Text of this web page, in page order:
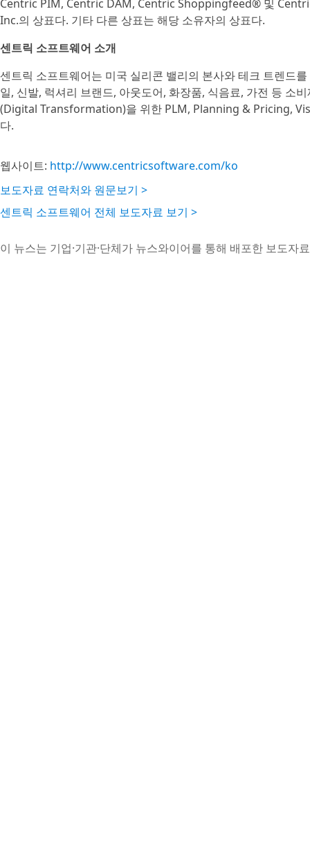
Centric PIM, Centric DAM, Centric Shoppingfeed® 및
Inc.의 상표다. 기타 다른 상표는 해당 소유자의 상표다.
센트릭 소프트웨어 소개
센트릭 소프트웨어는 미국 실리콘 밸리의 본사와 테크 트렌드
일, 신발, 럭셔리 브랜드, 아웃도어, 화장품, 식음료, 가전 등 소
(Digital Transformation)을 위한 PLM, Planning & Pricing,
다.
웹사이트: http://www.centricsoftware.com/ko
보도자료 연락처와 원문보기 >
센트릭 소프트웨어 전체 보도자료 보기 >
이 뉴스는 기업·기관·단체가 뉴스와이어를 통해 배포한 보도자